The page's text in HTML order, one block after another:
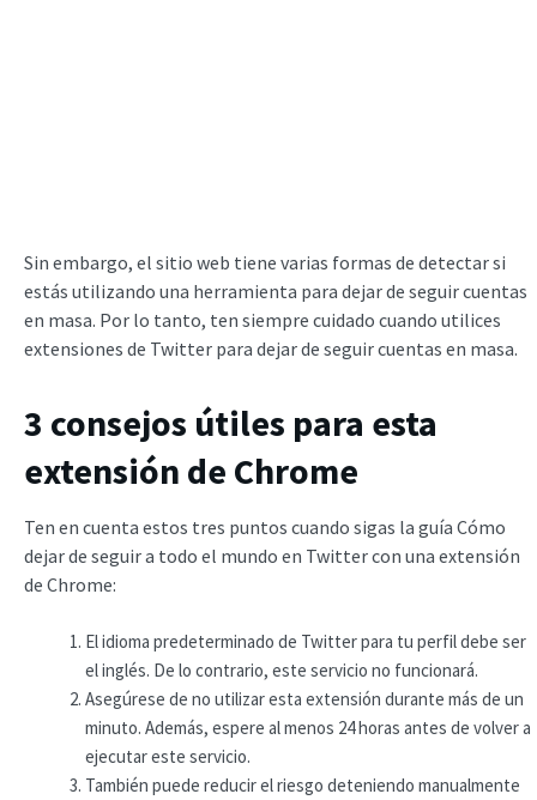
Sin embargo, el sitio web tiene varias formas de detectar si
estás utilizando una herramienta para dejar de seguir cuentas
en masa. Por lo tanto, ten siempre cuidado cuando utilices
extensiones de Twitter para dejar de seguir cuentas en masa.
3 consejos útiles para esta
extensión de Chrome
Ten en cuenta estos tres puntos cuando sigas la guía Cómo
dejar de seguir a todo el mundo en Twitter con una extensión
de Chrome:
El idioma predeterminado de Twitter para tu perfil debe ser
el inglés. De lo contrario, este servicio no funcionará.
Asegúrese de no utilizar esta extensión durante más de un
minuto. Además, espere al menos 24 horas antes de volver a
ejecutar este servicio.
También puede reducir el riesgo deteniendo manualmente